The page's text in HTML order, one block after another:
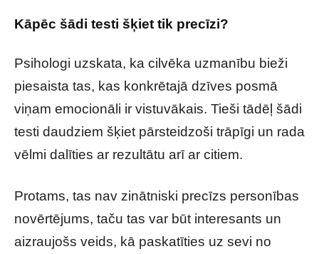
Kāpēc šādi testi šķiet tik precīzi?
Psihologi uzskata, ka cilvēka uzmanību bieži
piesaista tas, kas konkrētajā dzīves posmā
viņam emocionāli ir vistuvākais. Tieši tādēļ šādi
testi daudziem šķiet pārsteidzoši trāpīgi un rada
vēlmi dalīties ar rezultātu arī ar citiem.
Protams, tas nav zinātniski precīzs personības
novērtējums, taču tas var būt interesants un
aizraujošs veids, kā paskatīties uz sevi no